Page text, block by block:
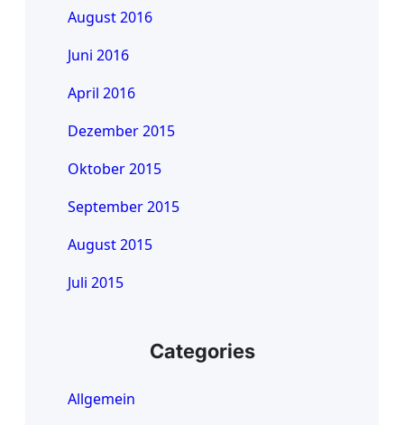
August 2016
Juni 2016
April 2016
Dezember 2015
Oktober 2015
September 2015
August 2015
Juli 2015
Categories
Allgemein